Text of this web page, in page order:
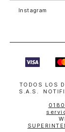
Instagram
TODOS LOS
S.A.S.